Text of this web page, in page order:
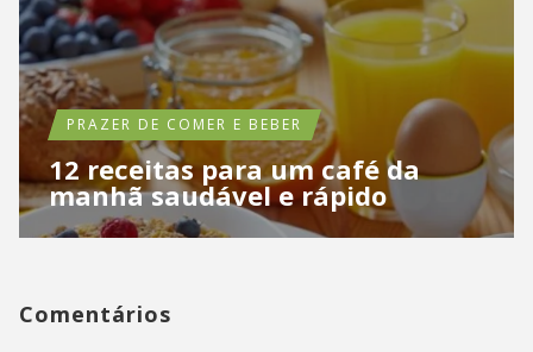
PRAZER DE COMER E BEBER
12 receitas para um café da
manhã saudável e rápido
Comentários